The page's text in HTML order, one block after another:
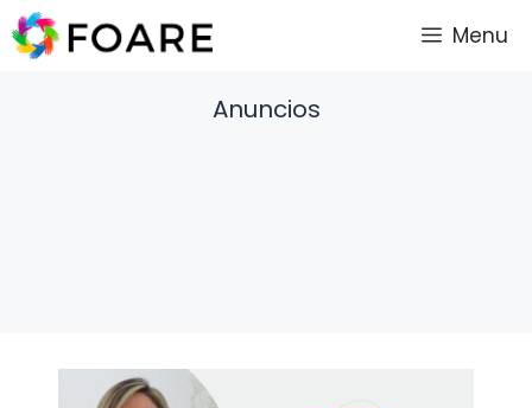
Saltar
al
Menu
Anuncios